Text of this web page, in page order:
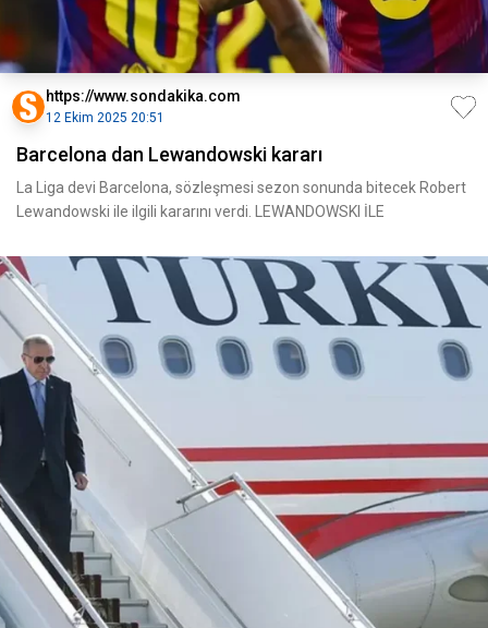
https://www.sondakika.com
12 Ekim 2025 20:51
Barcelona dan Lewandowski kararı
La Liga devi Barcelona, sözleşmesi sezon sonunda bitecek Robert
Lewandowski ile ilgili kararını verdi. LEWANDOWSKI İLE